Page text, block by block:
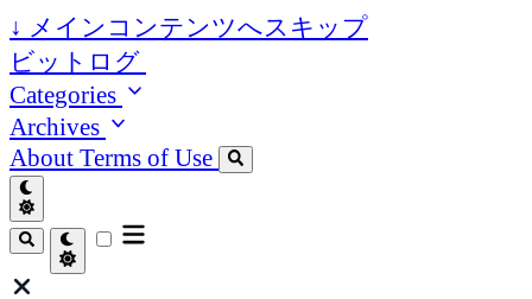
↓ メインコンテンツへスキップ
ビットログ
Categories
Archives
About Terms of Use